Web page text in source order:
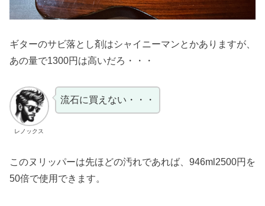
ギターのサビ落とし剤はシャイニーマンとかありますが、
あの量で1300円は高いだろ・・・
レノックス
流石に買えない・・・
このヌリッパーは先ほどの汚れであれば、946ml2500円を
50倍で使用できます。